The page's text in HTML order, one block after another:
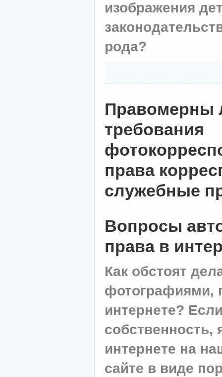
изображения
рода?
Правомерны
требования
права
служебные
Вопросы
права в
Как обстоят
фотографиями,
интернете?
интернете на
сайте в виде